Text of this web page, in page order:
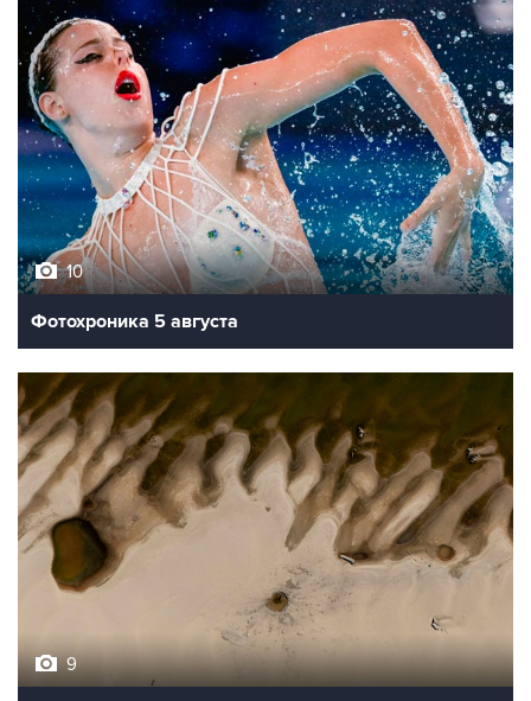
10
Фотохроника 5 августа
9